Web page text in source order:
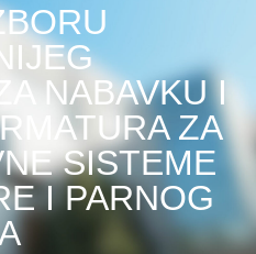
NABAVKU I
ZA
SISTEME
I PARNOG